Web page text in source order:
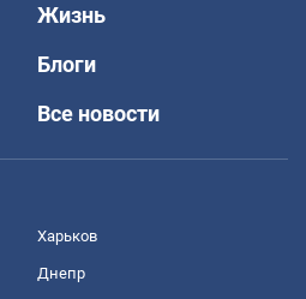
Жизнь
Блоги
Все новости
Харьков
Днепр